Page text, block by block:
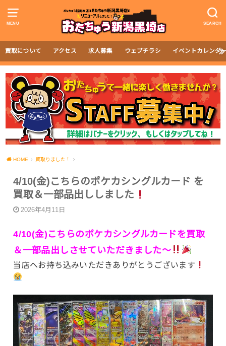
MENU SEARCH
買取について アクセス 求人募集 ウェブチラシ イベントカレンダ
HOME 買取りました！
4/10(金)こちらのポケカシングルカード を
買取＆一部品出ししました
2026年4月11日
4/10(金)こちらのポケカシングルカードを買取
＆一部品出しさせていただきました〜
当店へお持ち込みいただきありがとうございます